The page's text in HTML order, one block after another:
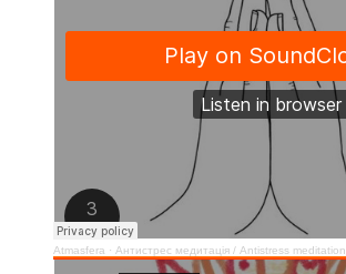
Atmasfera · Антистрес медитація / Аntistress meditation